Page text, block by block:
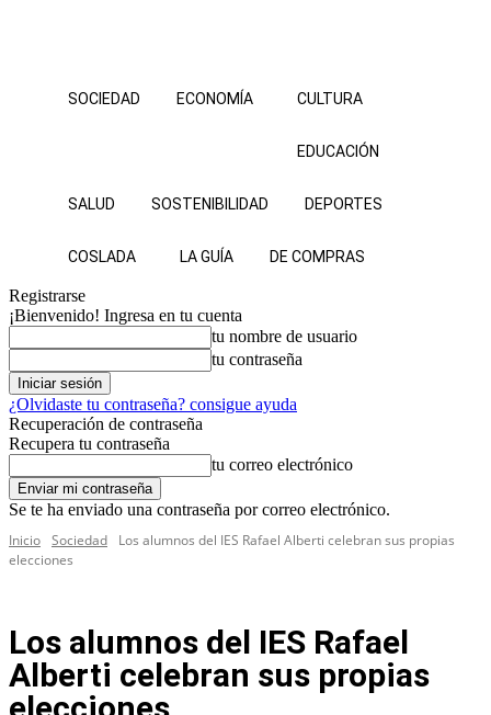
SOCIEDAD ECONOMÍA CULTURA
EDUCACIÓN
SALUD SOSTENIBILIDAD DEPORTES
COSLADA LA GUÍA DE COMPRAS
Registrarse
¡Bienvenido! Ingresa en tu cuenta
tu nombre de usuario
tu contraseña
¿Olvidaste tu contraseña? consigue ayuda
Recuperación de contraseña
Recupera tu contraseña
tu correo electrónico
Se te ha enviado una contraseña por correo electrónico.
Inicio Sociedad
Los alumnos del IES Rafael Alberti celebran sus propias
elecciones
Los alumnos del IES Rafael
Alberti celebran sus propias